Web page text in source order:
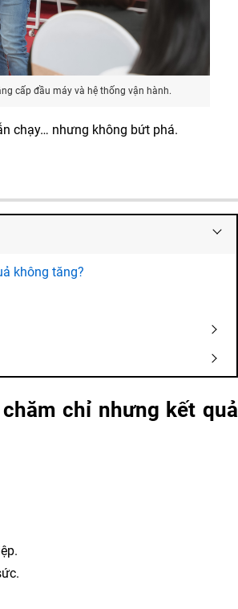
cấp đầu máy và hệ thống vận hành.
chạy… nhưng không bứt phá.
không tăng?
chỉ nhưng kết quả